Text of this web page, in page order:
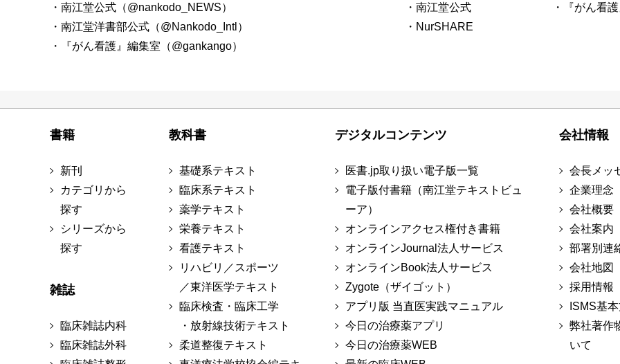
・南江堂公式（@nankodo_NEWS）
・南江堂洋書部公式（@Nankodo_Intl）
・『がん看護』編集室（@gankango）
・南江堂公式
・NurSHARE
・『がん看
書籍
新刊
カテゴリから
探す
シリーズから
探す
雑誌
臨床雑誌内科
臨床雑誌外科
教科書
基礎系テキスト
臨床系テキスト
薬学テキスト
栄養テキスト
看護テキスト
リハビリ／スポーツ
／東洋医学テキスト
臨床検査・臨床工学
・放射線技術テキスト
柔道整復テキスト
デジタルコンテンツ
医書.jp取り扱い電子版一覧
電子版付書籍（南江堂テキストビュ
ーア）
オンラインアクセス権付き書籍
オンラインJournal法人サービス
オンラインBook法人サービス
Zygote（ザイゴット）
アプリ版 当直医実践マニュアル
今日の治療薬アプリ
今日の治療薬WEB
会社情報
会長メッ
企業理念
会社概要
会社案内
部署別連
会社地図
採用情報
ISMS基
弊社著作
いて